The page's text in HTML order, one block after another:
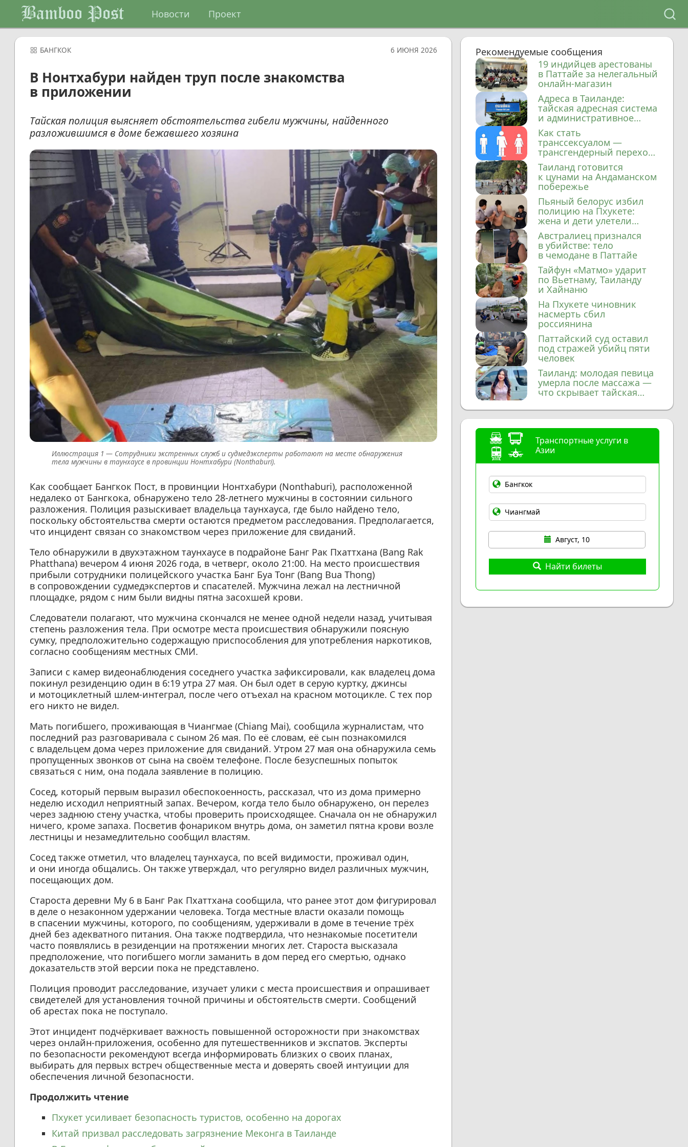
Bamboo Post Новости Проект
БАНГКОК 6 ИЮНЯ 2026
В Нонтхабури найден труп после знакомства
в приложении
Тайская полиция выясняет обстоятельства гибели мужчины, найденного
разложившимся в доме бежавшего хозяина
Сотрудники экстренных служб и судмедэксперты работают на месте обнаружения
тела мужчины в таунхаусе в провинции Нонтхабури (Nonthaburi).
Как сообщает Бангкок Пост, в провинции Нонтхабури (Nonthaburi), расположенной
недалеко от Бангкока, обнаружено тело 28-летнего мужчины в состоянии сильного
разложения. Полиция разыскивает владельца таунхауса, где было найдено тело,
поскольку обстоятельства смерти остаются предметом расследования. Предполагается,
что инцидент связан со знакомством через приложение для свиданий.
Тело обнаружили в двухэтажном таунхаусе в подрайоне Банг Рак Пхаттхана (Bang Rak
Phatthana) вечером 4 июня 2026 года, в четверг, около 21:00. На место происшествия
прибыли сотрудники полицейского участка Банг Буа Тонг (Bang Bua Thong)
в сопровождении судмедэкспертов и спасателей. Мужчина лежал на лестничной
площадке, рядом с ним были видны пятна засохшей крови.
Следователи полагают, что мужчина скончался не менее одной недели назад, учитывая
степень разложения тела. При осмотре места происшествия обнаружили поясную
сумку, предположительно содержащую приспособления для употребления наркотиков,
согласно сообщениям местных СМИ.
Записи с камер видеонаблюдения соседнего участка зафиксировали, как владелец дома
покинул резиденцию один в 6:19 утра 27 мая. Он был одет в серую куртку, джинсы
и мотоциклетный шлем-интеграл, после чего отъехал на красном мотоцикле. С тех пор
его никто не видел.
Мать погибшего, проживающая в Чиангмае (Chiang Mai), сообщила журналистам, что
последний раз разговаривала с сыном 26 мая. По её словам, её сын познакомился
с владельцем дома через приложение для свиданий. Утром 27 мая она обнаружила семь
пропущенных звонков от сына на своём телефоне. После безуспешных попыток
связаться с ним, она подала заявление в полицию.
Сосед, который первым выразил обеспокоенность, рассказал, что из дома примерно
неделю исходил неприятный запах. Вечером, когда тело было обнаружено, он перелез
через заднюю стену участка, чтобы проверить происходящее. Сначала он не обнаружил
ничего, кроме запаха. Посветив фонариком внутрь дома, он заметил пятна крови возле
лестницы и незамедлительно сообщил властям.
Сосед также отметил, что владелец таунхауса, по всей видимости, проживал один,
и они иногда общались. Он также утверждал, что регулярно видел различных мужчин,
посещающих дом.
Староста деревни Му 6 в Банг Рак Пхаттхана сообщила, что ранее этот дом фигурировал
в деле о незаконном удержании человека. Тогда местные власти оказали помощь
в спасении мужчины, которого, по сообщениям, удерживали в доме в течение трёх
дней без адекватного питания. Она также подтвердила, что незнакомые посетители
часто появлялись в резиденции на протяжении многих лет. Староста высказала
предположение, что погибшего могли заманить в дом перед его смертью, однако
доказательств этой версии пока не представлено.
Полиция проводит расследование, изучает улики с места происшествия и опрашивает
свидетелей для установления точной причины и обстоятельств смерти. Сообщений
об арестах пока не поступало.
Этот инцидент подчёркивает важность повышенной осторожности при знакомствах
через онлайн-приложения, особенно для путешественников и экспатов. Эксперты
по безопасности рекомендуют всегда информировать близких о своих планах,
выбирать для первых встреч общественные места и доверять своей интуиции для
обеспечения личной безопасности.
Продолжить чтение
Пхукет усиливает безопасность туристов, особенно на дорогах
Китай призвал расследовать загрязнение Меконга в Таиланде
Рекомендуемые сообщения
19 индийцев арестованы
в Паттайе за нелегальный
онлайн-магазин
Адреса в Таиланде:
тайская адресная система
и административное
деление
Как стать
транссексуалом —
трансгендерный переход
в Таиланде
Таиланд готовится
к цунами на Андаманском
побережье
Пьяный белорус избил
полицию на Пхукете:
жена и дети улетели
домой
Австралиец признался
в убийстве: тело
в чемодане в Паттайе
Тайфун «Матмо» ударит
по Вьетнаму, Таиланду
и Хайнаню
На Пхукете чиновник
насмерть сбил
россиянина
Паттайский суд оставил
под стражей убийц пяти
человек
Таиланд: молодая певица
умерла после массажа —
что скрывает тайская
медицина?
Транспортные услуги в
Азии
Август, 10
Найти билеты